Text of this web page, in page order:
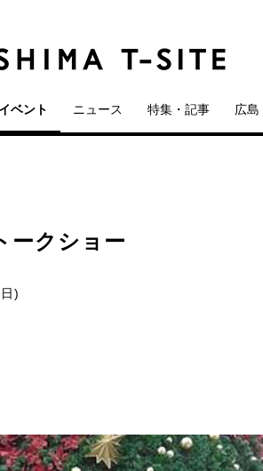
イベント ニュース 特集・記事 広島
ークショー
)